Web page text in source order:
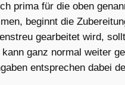
prima für die oben
beginnt die
gearbeitet wird,
ganz normal weiter
entsprechen dabei